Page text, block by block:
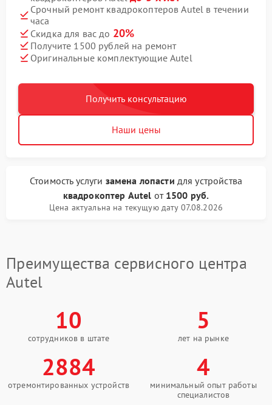
Срочный ремонт квадрокоптеров Autel в течении
часа
Скидка для вас до 20%
Получите 1500 рублей на ремонт
Оригинальные комплектующие Autel
Получить консультацию
Наши цены
Стоимость услуги замена лопасти для устройства
квадрокоптер Autel от 1500 руб.
Цена актуальна на текущую дату 07.08.2026
Преимущества сервисного центра
Autel
10
сотрудников в штате
5
лет на рынке
2884
отремонтированных устройств
4
минимальный опыт работы
специалистов